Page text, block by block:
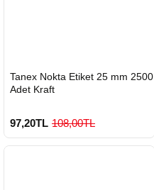
GÖNDERİ
Tanex Nokta Etiket 25 mm 2500
Adet Kraft
97,20TL 108,00TL